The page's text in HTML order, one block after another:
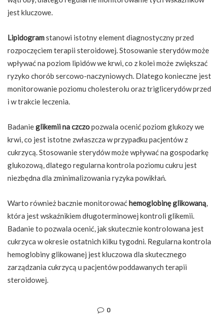
jest kluczowe.
Lipidogramstanowi istotny element diagnostyczny przed
rozpoczęciem terapii steroidowej. Stosowanie sterydów może
wpływać na poziom lipidów we krwi, co z kolei może zwiększać
ryzyko chorób sercowo-naczyniowych. Dlatego konieczne jest
monitorowanie poziomu cholesterolu oraz triglicerydów przed
i w trakcie leczenia.
Badanieglikemii na czczopozwala ocenić poziom glukozy we
krwi, co jest istotne zwłaszcza w przypadku pacjentów z
cukrzycą. Stosowanie sterydów może wpływać na gospodarkę
glukozową, dlatego regularna kontrola poziomu cukru jest
niezbędna dla zminimalizowania ryzyka powikłań.
Warto również bacznie monitorować hemoglobinę glikowaną,
która jest wskaźnikiem długoterminowej kontroli glikemii.
Badanie to pozwala ocenić, jak skutecznie kontrolowana jest
cukrzyca w okresie ostatnich kilku tygodni. Regularna kontrola
hemoglobiny glikowanej jest kluczowa dla skutecznego
zarządzania cukrzycą u pacjentów poddawanych terapii
steroidowej.
0